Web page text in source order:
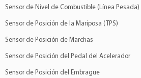
Sensor de Nível de Combustible (Línea Pesada)
Sensor de Posición de la Mariposa (TPS)
Sensor de Posición de Marchas
Sensor de Posición del Pedal del Acelerador
Sensor de Posición del Embrague